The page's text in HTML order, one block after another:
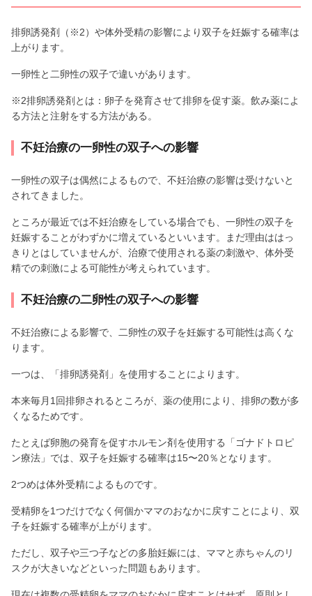
排卵誘発剤（※2）や体外受精の影響により双子を妊娠する確率は
上がります。
一卵性と二卵性の双子で違いがあります。
※2排卵誘発剤とは：卵子を発育させて排卵を促す薬。飲み薬によ
る方法と注射をする方法がある。
不妊治療の一卵性の双子への影響
一卵性の双子は偶然によるもので、不妊治療の影響は受けないと
されてきました。
ところが最近では不妊治療をしている場合でも、一卵性の双子を
妊娠することがわずかに増えているといいます。まだ理由ははっ
きりとはしていませんが、治療で使用される薬の刺激や、体外受
精での刺激による可能性が考えられています。
不妊治療の二卵性の双子への影響
不妊治療による影響で、二卵性の双子を妊娠する可能性は高くな
ります。
一つは、「排卵誘発剤」を使用することによります。
本来毎月1回排卵されるところが、薬の使用により、排卵の数が多
くなるためです。
たとえば卵胞の発育を促すホルモン剤を使用する「ゴナドトロピ
ン療法」では、双子を妊娠する確率は15〜20％となります。
2つめは体外受精によるものです。
受精卵を1つだけでなく何個かママのおなかに戻すことにより、双
子を妊娠する確率が上がります。
ただし、双子や三つ子などの多胎妊娠には、ママと赤ちゃんのリ
スクが大きいなどといった問題もあります。